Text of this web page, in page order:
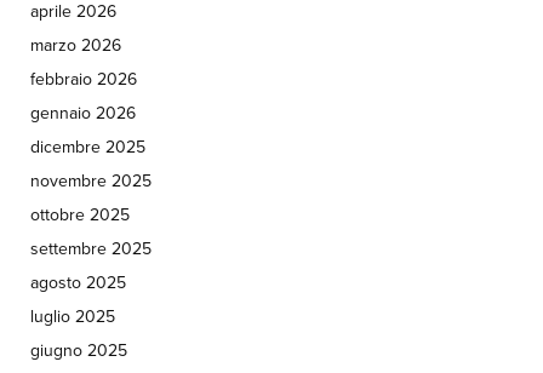
aprile 2026
marzo 2026
febbraio 2026
gennaio 2026
dicembre 2025
novembre 2025
ottobre 2025
settembre 2025
agosto 2025
luglio 2025
giugno 2025